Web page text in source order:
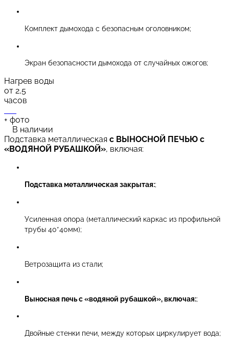
Комплект дымохода с безопасным оголовником;
Экран безопасности дымохода от случайных ожогов;
Нагрев воды
от 2,5
часов
+ фото
В наличии
Подставка металлическая с ВЫНОСНОЙ ПЕЧЬЮ с
«ВОДЯНОЙ РУБАШКОЙ», включая:
Подставка металлическая закрытая:;
Усиленная опора (металлический каркас из профильной
трубы 40*40мм);
Ветрозащита из стали;
Выносная печь с «водяной рубашкой», включая:;
Двойные стенки печи, между которых циркулирует вода;